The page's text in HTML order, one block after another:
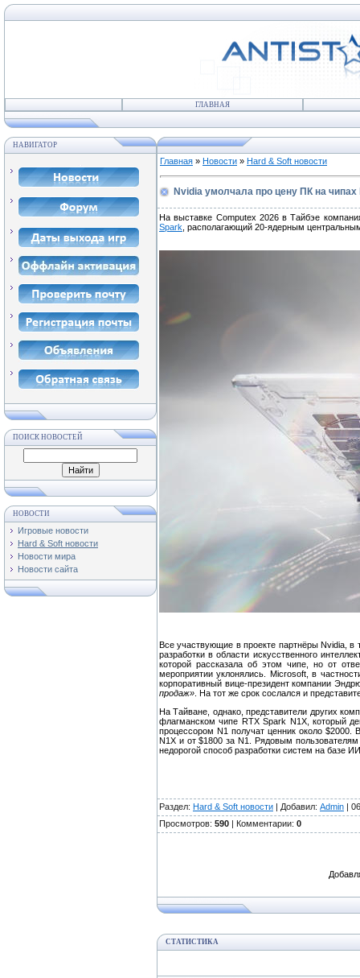
ГЛАВНАЯ
НАВИГАТОР
ПОИСК НОВОСТЕЙ
НОВОСТИ
Игровые новости
Hard & Soft новости
Новости мира
Новости сайта
Главная » Новости » Hard & Soft новости
Nvidia умолчала про цену ПК на
На выставке Computex 2026 в Тайбэе
Spark , располагающий 20-ядерным
Все участвующие в проекте партнёры Nvidia,
разработки в области искусственного
которой рассказала об этом чипе, но от
мероприятии уклонялись. Microsoft, в
корпоративный вице-президент компании
продаж» . На тот же срок сослался и
На Тайване, однако, представители других
флагманском чипе RTX Spark N1X, который
процессором N1 получат ценник около $2000.
N1X и от $1800 за N1. Рядовым
недорогой способ разработки систем на базе
Раздел: Hard & Soft новости | Добавил: Admin |
Просмотров: 590 | Комментарии: 0
СТАТИСТИКА